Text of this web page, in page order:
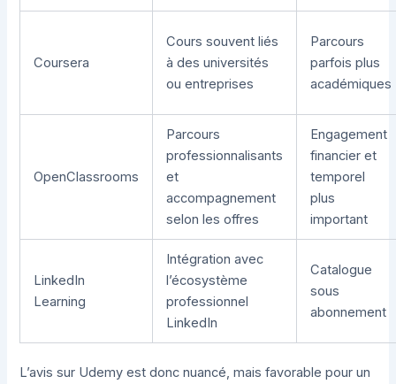
Coursera
Cours souvent liés
à des universités
ou entreprises
Parcours
parfois plus
académiques
OpenClassrooms
Parcours
professionnalisants
et
accompagnement
selon les offres
Engagement
financier et
temporel
plus
important
LinkedIn
Learning
Intégration avec
l’écosystème
professionnel
LinkedIn
Catalogue
sous
abonnement
L’avis sur Udemy est donc nuancé, mais favorable pour un